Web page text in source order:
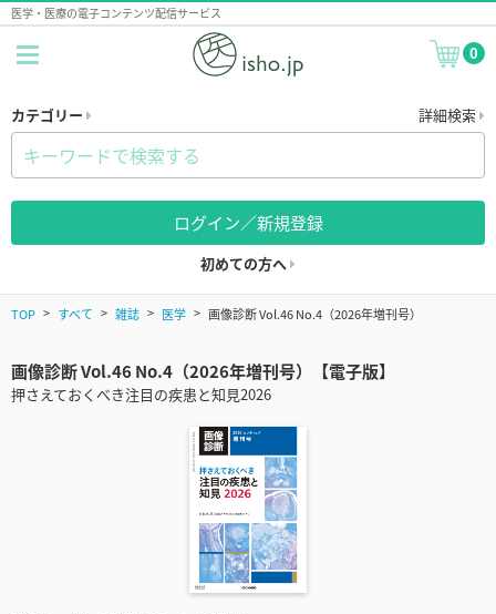
医学・医療の電子コンテンツ配信サービス
0
カテゴリー 詳細検索
ログイン／新規登録
初めての方へ
TOP すべて 雑誌 医学 画像診断 Vol.46 No.4（2026年増刊号）
画像診断 Vol.46 No.4（2026年増刊号）【電子版】
押さえておくべき注目の疾患と知見2026